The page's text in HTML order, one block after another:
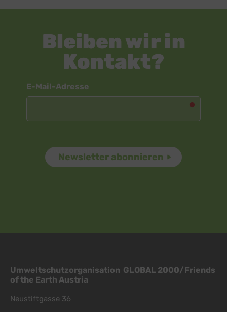
Bleiben wir in
Kontakt?
E-Mail-Adresse
Umweltschutzorganisation GLOBAL 2000/Friends
of the Earth Austria
Neustiftgasse 36